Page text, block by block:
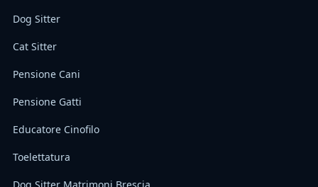
Dog Sitter
Cat Sitter
Pensione Cani
Pensione Gatti
Educatore Cinofilo
Toelettatura